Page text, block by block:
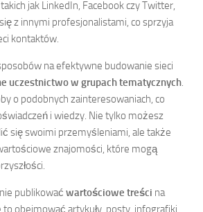
jak LinkedIn, Facebook czy Twitter,
z innymi profesjonalistami, co sprzyja
kontaktów.
na efektywne budowanie sieci
uczestnictwo w grupach tematycznych.
o podobnych zainteresowaniach, co
i wiedzy. Nie tylko możesz
się swoimi przemyśleniami, ale także
znajomości, które mogą
publikować wartościowe treści na
obejmować artykuły, posty, infografiki